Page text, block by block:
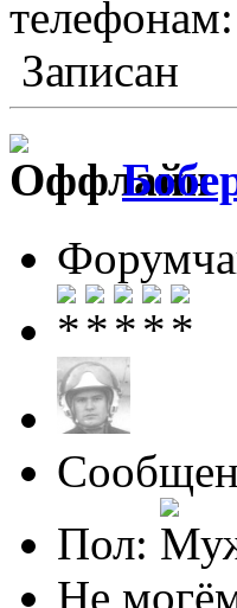
Записан
Пол:
Не